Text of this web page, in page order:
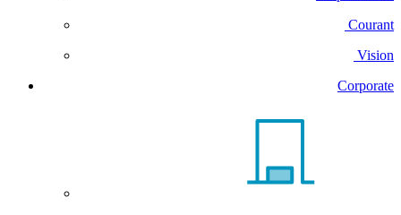
Courant
Vision
Corporate